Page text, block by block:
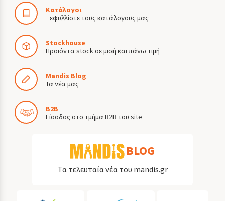
Κατάλογοι
Ξεφυλλίστε τους κατάλογους μας
Stockhouse
Προϊόντα stock σε μισή και πάνω τιμή
Mandis Blog
Τα νέα μας
B2B
Είσοδος στο τμήμα B2B του site
BLOG
Τα τελευταία νέα του mandis.gr